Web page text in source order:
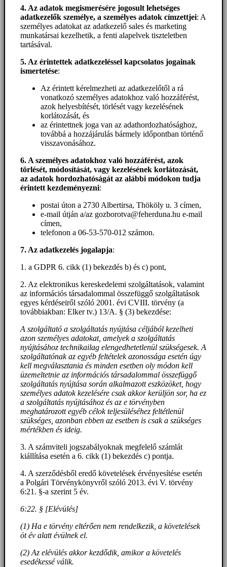
4. Az adatok megismerésére jogosult lehetséges
adatkezelők személye, a személyes adatok címzettjei: A
személyes adatokat az adatkezelő sales és marketing
munkatársai kezelhetik, a fenti alapelvek tiszteletben
tartásával.
5. Az érintettek adatkezeléssel kapcsolatos jogainak
ismertetése:
Az érintett kérelmezheti az adatkezelőtől a rá
vonatkozó személyes adatokhoz való hozzáférést,
azok helyesbítését, törlését vagy kezelésének
korlátozását, és
az érintettnek joga van az adathordozhatósághoz,
továbbá a hozzájárulás bármely időpontban történő
visszavonásához.
6. A személyes adatokhoz való hozzáférést, azok
törlését, módosítását, vagy kezelésének korlátozását,
az adatok hordozhatóságát az alábbi módokon tudja
érintett kezdeményezni:
postai úton a 2730 Albertirsa, Thököly u. 3 címen,
e-mail útján a/az gozborotva@feherduna.hu e-mail
címen,
telefonon a 06-53-570-012 számon.
7. Az adatkezelés jogalapja:
1. a GDPR 6. cikk (1) bekezdés b) és c) pont,
2. Az elektronikus kereskedelemi szolgáltatások, valamint
az információs társadalommal összefüggő szolgáltatások
egyes kérdéseiről szóló 2001. évi CVIII. törvény (a
továbbiakban: Elker tv.) 13/A. § (3) bekezdése:
A szolgáltató a szolgáltatás nyújtása céljából kezelheti
azon személyes adatokat, amelyek a szolgáltatás
nyújtásához technikailag elengedhetetlenül szükségesek. A
szolgáltatónak az egyéb feltételek azonossága esetén úgy
kell megválasztania és minden esetben oly módon kell
üzemeltetnie az információs társadalommal összefüggő
szolgáltatás nyújtása során alkalmazott eszközöket, hogy
személyes adatok kezelésére csak akkor kerüljön sor, ha ez
a szolgáltatás nyújtásához és az e törvényben
meghatározott egyéb célok teljesüléséhez feltétlenül
szükséges, azonban ebben az esetben is csak a szükséges
mértékben és ideig.
3. A számviteli jogszabályoknak megfelelő számlát
kiállítása esetén a 6. cikk (1) bekezdés c) pontja.
4. A szerződésből eredő követelések érvényesítése esetén
a Polgári Törvénykönyvről szóló 2013. évi V. törvény
6:21. §-a szerint 5 év.
6:22. § [Elévülés]
(1) Ha e törvény eltérően nem rendelkezik, a követelések
öt év alatt évülnek el.
(2) Az elévülés akkor kezdődik, amikor a követelés
esedékessé válik.